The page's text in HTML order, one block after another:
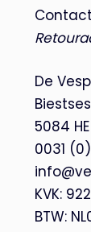
De
5084
0031
KVK:
BTW: